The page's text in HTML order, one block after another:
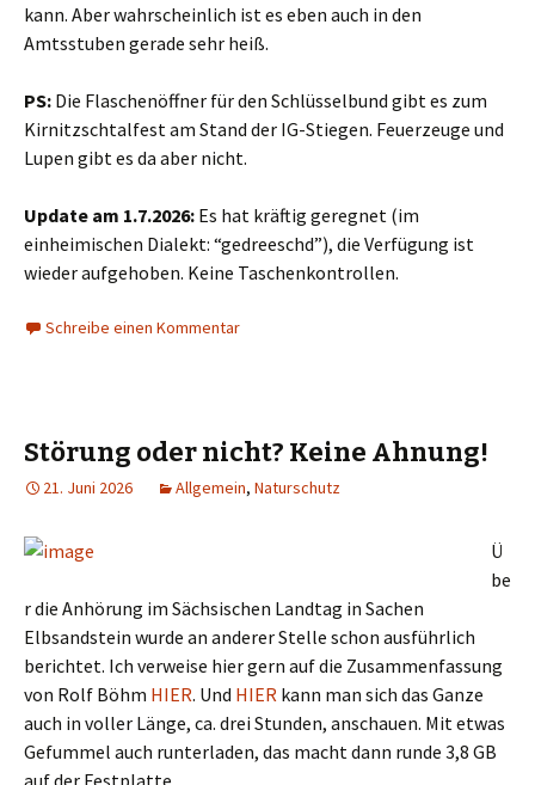
kann. Aber wahrscheinlich ist es eben auch in den
Amtsstuben gerade sehr heiß.
PS: Die Flaschenöffner für den Schlüsselbund gibt es zum
Kirnitzschtalfest am Stand der IG-Stiegen. Feuerzeuge und
Lupen gibt es da aber nicht.
Update am 1.7.2026: Es hat kräftig geregnet (im
einheimischen Dialekt: “gedreeschd”), die Verfügung ist
wieder aufgehoben. Keine Taschenkontrollen.
Schreibe einen Kommentar
Störung oder nicht? Keine Ahnung!
21. Juni 2026 Allgemein, Naturschutz
Ü
be
r die Anhörung im Sächsischen Landtag in Sachen
Elbsandstein wurde an anderer Stelle schon ausführlich
berichtet. Ich verweise hier gern auf die Zusammenfassung
von Rolf Böhm HIER. Und HIER kann man sich das Ganze
auch in voller Länge, ca. drei Stunden, anschauen. Mit etwas
Gefummel auch runterladen, das macht dann runde 3,8 GB
auf der Festplatte.